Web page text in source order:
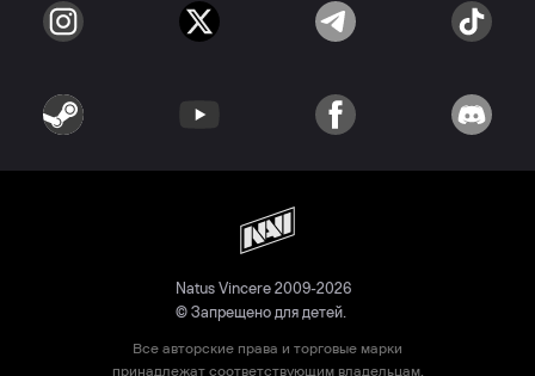
Natus Vincere 2009-2026
© Запрещено для детей.
Все авторские права и торговые марки
принадлежат соответствующим владельцам.